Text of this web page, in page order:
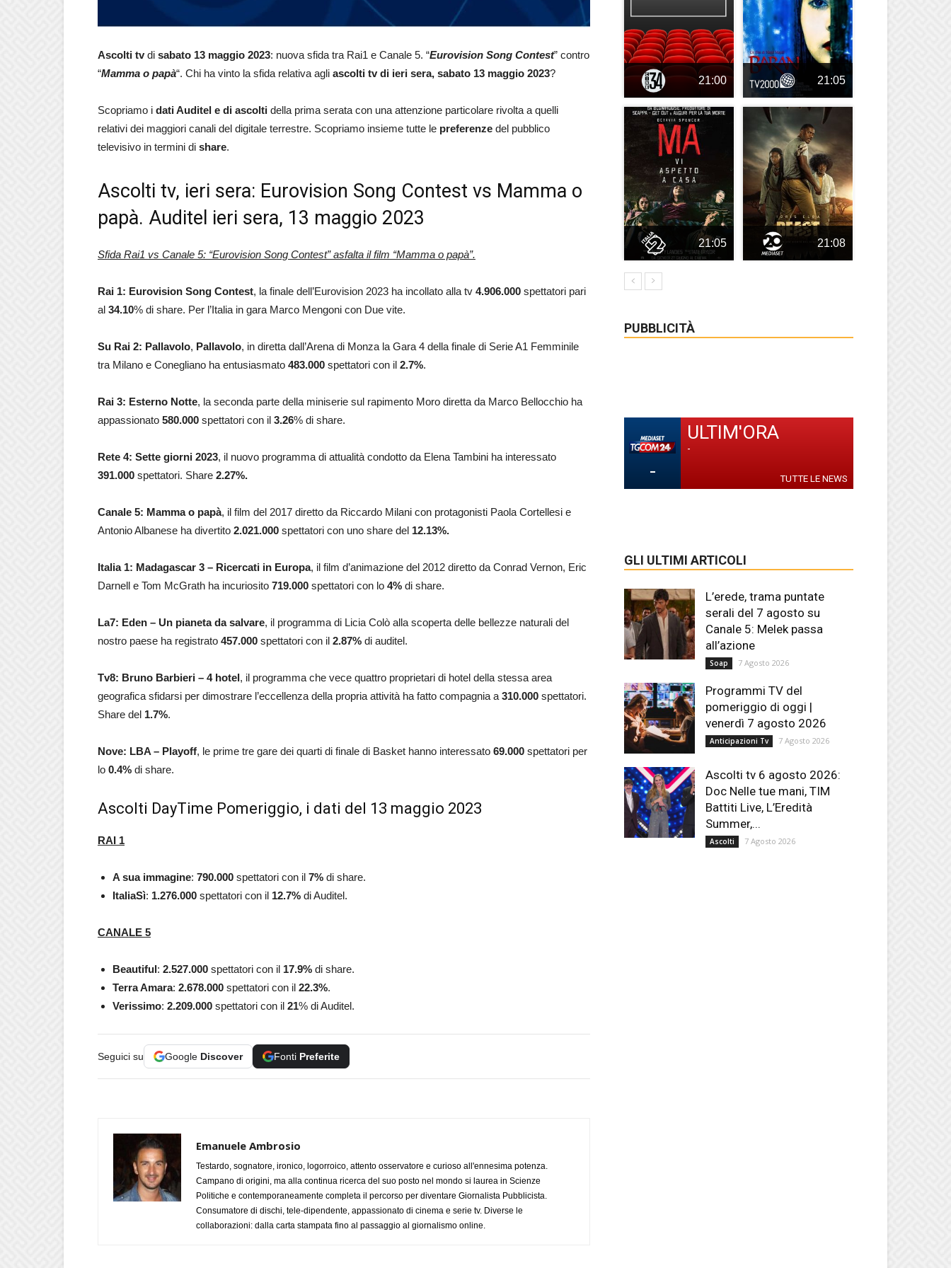
Ascolti tvdi sabato 13 maggio 2023: nuova sfida tra Rai1 e Canale 5. “Eurovision Song Contest” contro
“Mamma o papà“. Chi ha vinto la sfida relativa agli ascolti tv di ieri sera, sabato 13 maggio 2023?
Scopriamo i dati Auditel e di ascolti della prima serata con una attenzione particolare rivolta a quelli
relativi dei maggiori canali del digitale terrestre. Scopriamo insieme tutte le preferenze del pubblico
televisivo in termini di share.
Ascolti tv, ieri sera: Eurovision Song Contest vs Mamma o
papà. Auditel ieri sera, 13 maggio 2023
Sfida Rai1 vs Canale 5: “Eurovision Song Contest” asfalta il film “Mamma o papà”.
Rai 1: Eurovision Song Contest, la finale dell’Eurovision 2023 ha incollato alla tv 4.906.000 spettatori pari
al 34.10% di share. Per l’Italia in gara Marco Mengoni con Due vite.
Su Rai 2: Pallavolo, Pallavolo, in diretta dall’Arena di Monza la Gara 4 della finale di Serie A1 Femminile
tra Milano e Conegliano ha entusiasmato 483.000 spettatori con il 2.7%.
Rai 3: Esterno Notte, la seconda parte della miniserie sul rapimento Moro diretta da Marco Bellocchio ha
appassionato 580.000 spettatori con il 3.26% di share.
Rete 4: Sette giorni 2023, il nuovo programma di attualità condotto da Elena Tambini ha interessato
391.000 spettatori. Share 2.27%.
Canale 5: Mamma o papà, il film del 2017 diretto da Riccardo Milani con protagonisti Paola Cortellesi e
Antonio Albanese ha divertito 2.021.000 spettatori con uno share del 12.13%.
Italia 1: Madagascar 3 – Ricercati in Europa, il film d’animazione del 2012 diretto da Conrad Vernon, Eric
Darnell e Tom McGrath ha incuriosito 719.000 spettatori con lo 4% di share.
La7: Eden – Un pianeta da salvare, il programma di Licia Colò alla scoperta delle bellezze naturali del
nostro paese ha registrato 457.000 spettatori con il 2.87% di auditel.
Tv8: Bruno Barbieri – 4 hotel, il programma che vece quattro proprietari di hotel della stessa area
geografica sfidarsi per dimostrare l’eccellenza della propria attività ha fatto compagnia a 310.000 spettatori.
Share del 1.7%.
Nove: LBA – Playoff, le prime tre gare dei quarti di finale di Basket hanno interessato 69.000 spettatori per
lo 0.4% di share.
Ascolti DayTime Pomeriggio, i dati del 13 maggio 2023
RAI 1
A sua immagine: 790.000 spettatori con il 7% di share.
ItaliaSì: 1.276.000 spettatori con il 12.7% di Auditel.
CANALE 5
Beautiful: 2.527.000 spettatori con il 17.9% di share.
Terra Amara: 2.678.000 spettatori con il 22.3%.
Verissimo: 2.209.000 spettatori con il 21% di Auditel.
Seguici su Google Discover Fonti Preferite
Emanuele Ambrosio
Testardo, sognatore, ironico, logorroico, attento osservatore e curioso all'ennesima potenza.
Campano di origini, ma alla continua ricerca del suo posto nel mondo si laurea in Scienze
Politiche e contemporaneamente completa il percorso per diventare Giornalista Pubblicista.
Consumatore di dischi, tele-dipendente, appassionato di cinema e serie tv. Diverse le
collaborazioni: dalla carta stampata fino al passaggio al giornalismo online.
21:00 21:05
21:05 21:08
PUBBLICITÀ
-
ULTIM'ORA
-
TUTTE LE NEWS
GLI ULTIMI ARTICOLI
L’erede, trama puntate
serali del 7 agosto su
Canale 5: Melek passa
all’azione
Soap 7 Agosto 2026
Programmi TV del
pomeriggio di oggi |
venerdì 7 agosto 2026
Anticipazioni Tv 7 Agosto 2026
Ascolti tv 6 agosto 2026:
Doc Nelle tue mani, TIM
Battiti Live, L’Eredità
Summer,...
Ascolti 7 Agosto 2026